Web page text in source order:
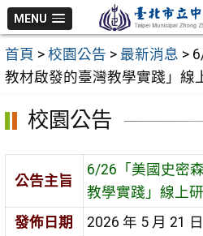
跳
至
主
要
MENU
首頁 > 校園公告 > 最新消息 >
教材啟發的臺灣教學實踐」線
校園公告
公告主旨
6/26「美國史密
教學實踐」線上
發佈日期
2026 年 5 月 21 日